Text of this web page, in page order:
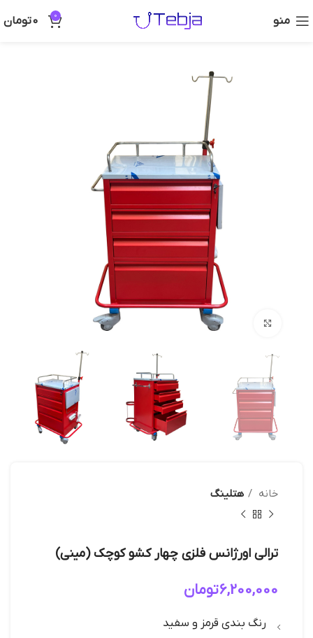
منو 0
0تومان
بزرگنمایی تصویر
خانه هتلینگ
ترالی اورژانس فلزی چهار کشو کوچک (مینی)
6,200,000تومان
رنگ بندی قرمز و سفید